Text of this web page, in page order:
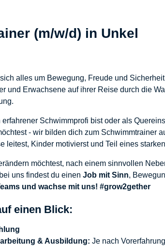
(m/w/d) in Unkel
alles um Bewegung, Freude und
und Erwachsene auf ihrer Reise durch die
Schwimmprofi bist oder als
- wir bilden dich zum Schwimmtrainer
leitest, Kinder motivierst und Teil eines
möchtest, nach einem sinnvollen
uns findest du einen Job mit Sinn,
und wachse mit uns! #grow2gether
einen Blick:
& Ausbildung: Je nach